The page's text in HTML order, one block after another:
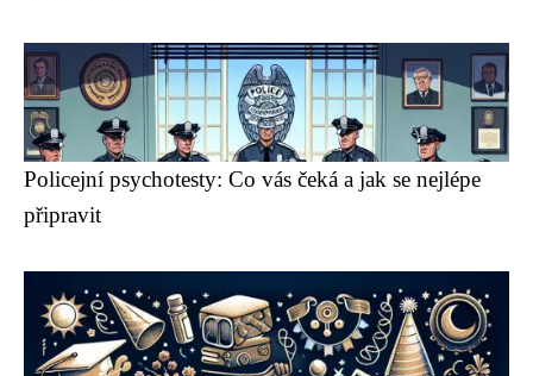
Policejní psychotesty: Co vás čeká a jak se nejlépe
připravit